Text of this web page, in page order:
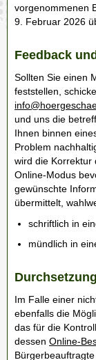
vorgenommenen
9. Februar 2026
Feedback
Sollten Sie einen
feststellen,
und uns die
Ihnen binnen
Problem
wird die Korrektur
Online-Modus
gewünschte
übermittelt,
schriftlich in
mündlich in
Im Falle einer
ebenfalls die
das für die
dessen Online-